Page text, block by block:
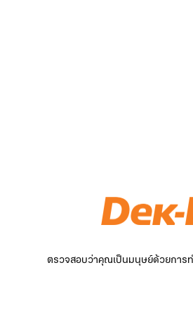
ตรวจสอบว่าคุณเป็นมนุษย์ด้วยการท